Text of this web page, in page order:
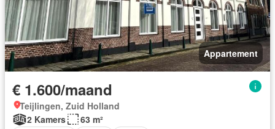
Appartement
€ 1.600/maand
Teijlingen, Zuid Holland
2 Kamers
63 m²